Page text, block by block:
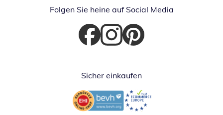
Folgen Sie heine auf Social Media
Öffnet in neuem Fenster
Öffnet in neuem Fenster
Öffnet in neuem Fenster
Sicher einkaufen
Öffnet in neuem FensterÖffnet in neuem Fenster